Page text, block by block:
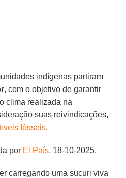
indígenas partiram
, com o objetivo de garantir
clima realizada na
suas reivindicações,
fósseis.
por El País, 18-10-2025.
carregando uma sucuri viva